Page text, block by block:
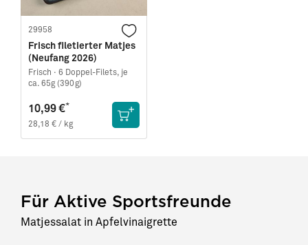
29958
Frisch filetierter Matjes
(Neufang 2026)
Frisch · 6 Doppel-Filets, je
ca. 65g (390g)
10,99 €*
28,18 € / kg
Für Aktive Sportsfreunde
Matjessalat in Apfelvinaigrette